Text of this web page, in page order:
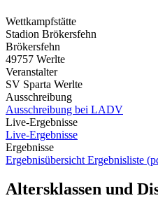
Wettkampfstätte
Stadion Brökersfehn
Brökersfehn
49757 Werlte
Veranstalter
SV Sparta Werlte
Ausschreibung
Ausschreibung bei LADV
Live-Ergebnisse
Live-Ergebnisse
Ergebnisse
Ergebnisübersicht Ergebnisliste
Altersklassen und